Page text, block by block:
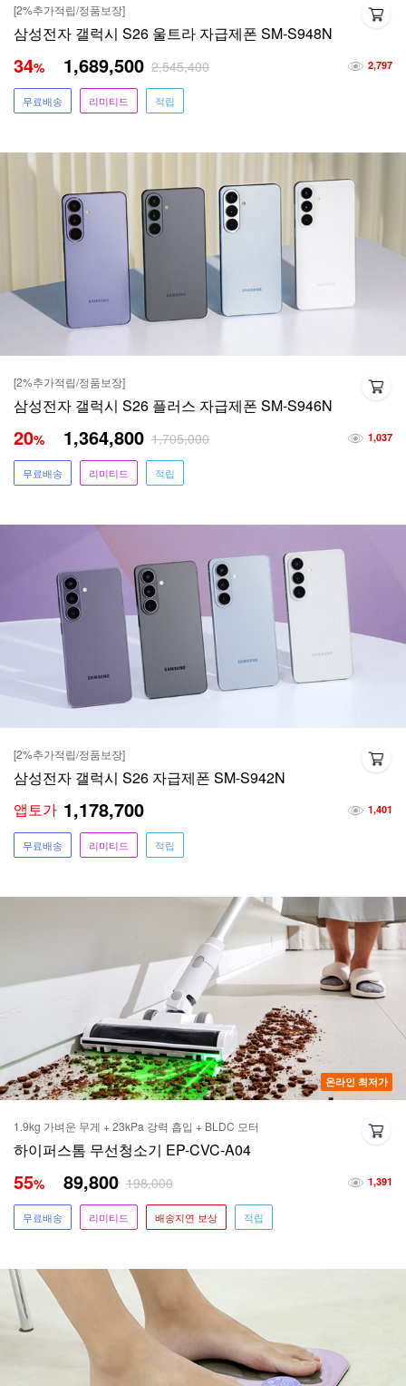
[2%추가적립/정품보장]
삼성전자 갤럭시 S26 울트라 자급제폰 SM-S948N
2,797
34% 1,689,500 2,545,400
무료배송 리미티드 적립
[2%추가적립/정품보장]
삼성전자 갤럭시 S26 플러스 자급제폰 SM-S946N
1,037
20% 1,364,800 1,705,000
무료배송 리미티드 적립
[2%추가적립/정품보장]
삼성전자 갤럭시 S26 자급제폰 SM-S942N
1,401
앱토가 1,178,700
무료배송 리미티드 적립
온라인 최저가
1.9kg 가벼운 무게 + 23kPa 강력 흡입 + BLDC 모터
하이퍼스톰 무선청소기 EP-CVC-A04
1,391
55% 89,800 198,000
무료배송 리미티드 배송지연 보상 적립